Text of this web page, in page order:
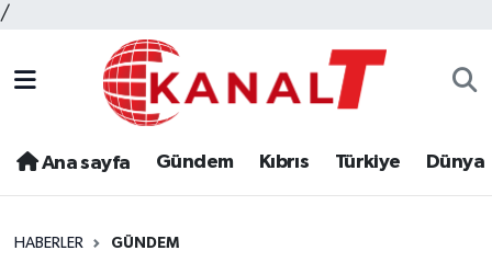
/
Ana sayfa Gündem Kıbrıs Türkiye Dünya
HABERLER GÜNDEM